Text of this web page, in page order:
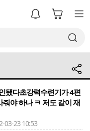
됐다초강력수련기가 4편
야 하나 ㅋ 저도 같이 재
23 10:53